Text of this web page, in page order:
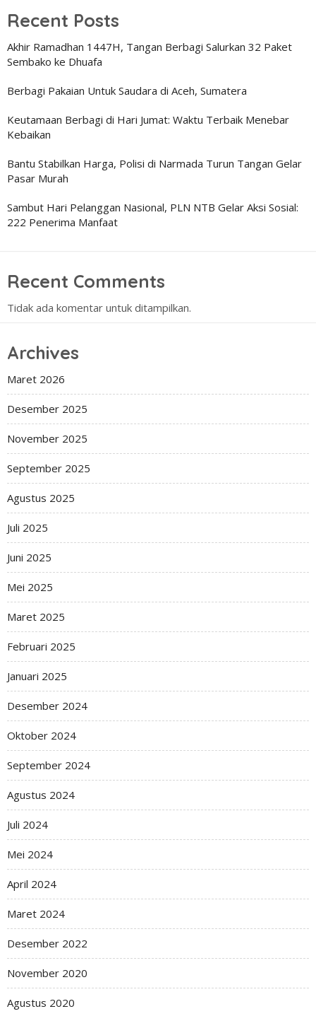
Recent Posts
Akhir Ramadhan 1447H, Tangan Berbagi Salurkan 32 Paket
Sembako ke Dhuafa
Berbagi Pakaian Untuk Saudara di Aceh, Sumatera
Keutamaan Berbagi di Hari Jumat: Waktu Terbaik Menebar
Kebaikan
Bantu Stabilkan Harga, Polisi di Narmada Turun Tangan Gelar
Pasar Murah
Sambut Hari Pelanggan Nasional, PLN NTB Gelar Aksi Sosial:
222 Penerima Manfaat
Recent Comments
Tidak ada komentar untuk ditampilkan.
Archives
Maret 2026
Desember 2025
November 2025
September 2025
Agustus 2025
Juli 2025
Juni 2025
Mei 2025
Maret 2025
Februari 2025
Januari 2025
Desember 2024
Oktober 2024
September 2024
Agustus 2024
Juli 2024
Mei 2024
April 2024
Maret 2024
Desember 2022
November 2020
Agustus 2020